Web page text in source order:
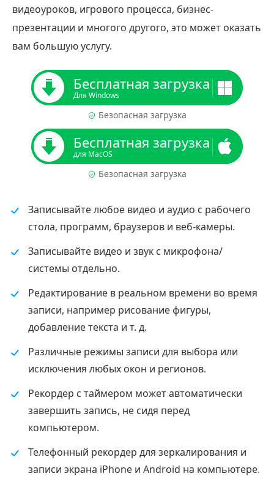
видеоуроков, игрового процесса, бизнес-
презентации и многого другого, это может оказать
вам большую услугу.
Бесплатная загрузка
Для Windows
Безопасная загрузка
Бесплатная загрузка
для MacOS
Безопасная загрузка
Записывайте любое видео и аудио с рабочего
стола, программ, браузеров и веб-камеры.
Записывайте видео и звук с микрофона/
системы отдельно.
Редактирование в реальном времени во время
записи, например рисование фигуры,
добавление текста и т. д.
Различные режимы записи для выбора или
исключения любых окон и регионов.
Рекордер с таймером может автоматически
завершить запись, не сидя перед
компьютером.
Телефонный рекордер для зеркалирования и
записи экрана iPhone и Android на компьютере.